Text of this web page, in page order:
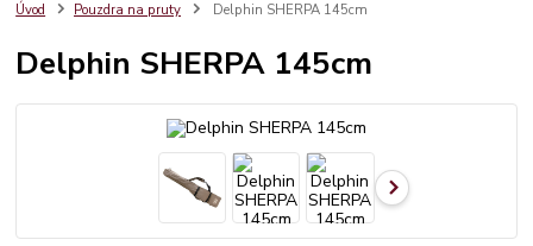
Úvod Pouzdra na pruty Delphin SHERPA 145cm
Delphin SHERPA 145cm